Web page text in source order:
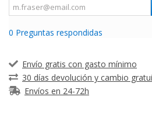
0 Preguntas respondidas
Envío gratis con gasto mínimo
30 días devolución y cambio
Envíos en 24-72h